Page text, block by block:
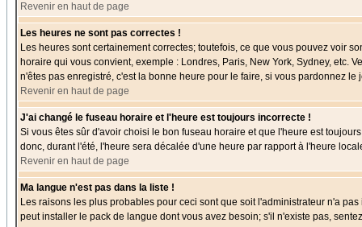
Revenir en haut de page
Les heures ne sont pas correctes !
Les heures sont certainement correctes; toutefois, ce que vous pouvez voir
horaire qui vous convient, exemple : Londres, Paris, New York, Sydney, etc.
n'êtes pas enregistré, c'est la bonne heure pour le faire, si vous pardonnez le
Revenir en haut de page
J'ai changé le fuseau horaire et l'heure est toujours incorrecte !
Si vous êtes sûr d'avoir choisi le bon fuseau horaire et que l'heure est
donc, durant l'été, l'heure sera décalée d'une heure par rapport à l'heure
Revenir en haut de page
Ma langue n'est pas dans la liste !
Les raisons les plus probables pour ceci sont que soit l'administrateur n'a
peut installer le pack de langue dont vous avez besoin; s'il n'existe pas,